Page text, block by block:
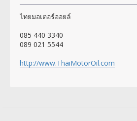
ไทยมอเตอร์ออยล์
085 440 3340
089 021 5544
http://www.ThaiMotorOil.com